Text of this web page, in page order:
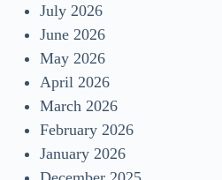
July 2026
June 2026
May 2026
April 2026
March 2026
February 2026
January 2026